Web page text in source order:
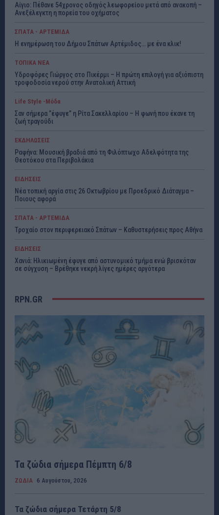
Αίγιο: Πέθανε 54χρονος οδηγός λεωφορείου μετά από ανακοπή –
Ανεξέλεγκτη η πορεία του οχήματος
ΣΠΑΤΑ - ΑΡΤΕΜΙΔΑ
Η ενημέρωση του Δήμου Σπάτων Αρτέμιδος… με ένα κλικ!
ΤΟΠΙΚΑ ΝΕΑ
Υδροφόρες Γιώργος στο Πικέρμι – Η πρώτη επιλογή για αξιόπιστη
τροφοδοσία νερού στην Ανατολική Αττική
Life Style -Μόδα
Σαν σήμερα ”έφυγε” η Ρίτα Σακελλαρίου – Η φωνή που έκανε τη
ζωή τραγούδι
ΕΚΔΗΛΩΣΕΙΣ
Ραφήνα: Μουσική βραδιά από τη Φιλόπτωχο Αδελφότητα της
Θεοτόκου στα Περιβολάκια
ΕΙΔΗΣΕΙΣ
Νέα τοπική αργία στις 26 Οκτωβρίου με Προεδρικό Διάταγμα –
Ποιους αφορά
ΣΠΑΤΑ - ΑΡΤΕΜΙΔΑ
Τροχαίο στον περιφερειακό Σπάτων – Καθυστερήσεις προς Αθήνα
ΕΙΔΗΣΕΙΣ
Χανιά: Ηλικιωμένη έφυγε από αστυνομικό τμήμα ενώ βρισκόταν
σε σύγχυση – Βρέθηκε νεκρή λίγες ημέρες αργότερα
RPN.GR
Τα ζώδια σήμερα Πέμπτη 6/8
ΖΩΔΙΑ 6 Αυγούστου, 2026
Τα ζώδια σήμερα Τετάρτη 5/8